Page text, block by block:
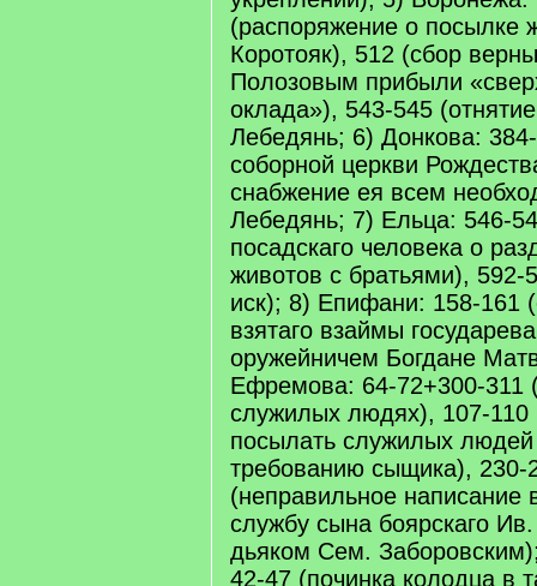
(распоряжение о посылке
Коротояк), 512 (сбор
Полозовым прибыли
оклада»), 543-545
Лебедянь; 6) Донкова:
соборной церкви
снабжение ея всем
Лебедянь; 7) Ельца: 546-
посадскаго человека о
животов с братьями), 592-
иск); 8) Епифани: 158-161
взятаго взаймы
оружейничем Богдане
Ефремова: 64-72+300-311
служилых людях), 107-110
посылать служилых
требованию сыщика), 230-
(неправильное написание
службу сына боярскаго
дьяком Сем.
42-47 (починка колодца в